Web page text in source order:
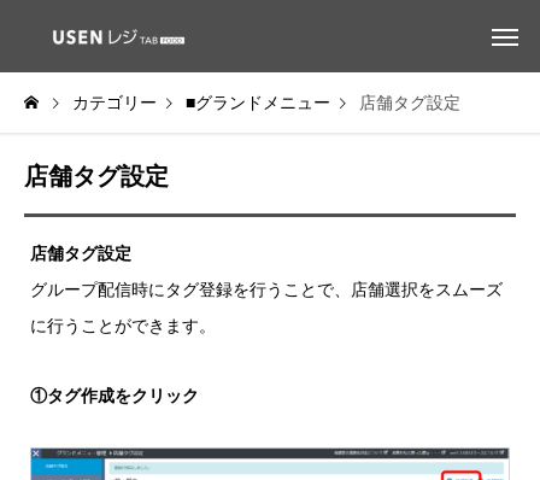
カテゴリー ■グランドメニュー 店舗タグ設定
店舗タグ設定
店舗タグ設定
グループ配信時にタグ登録を行うことで、店舗選択をスムーズ
に行うことができます。
①タグ作成をクリック